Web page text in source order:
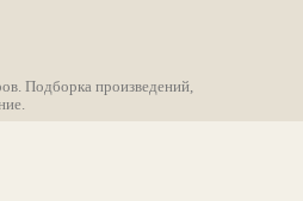
Подборка произведений,